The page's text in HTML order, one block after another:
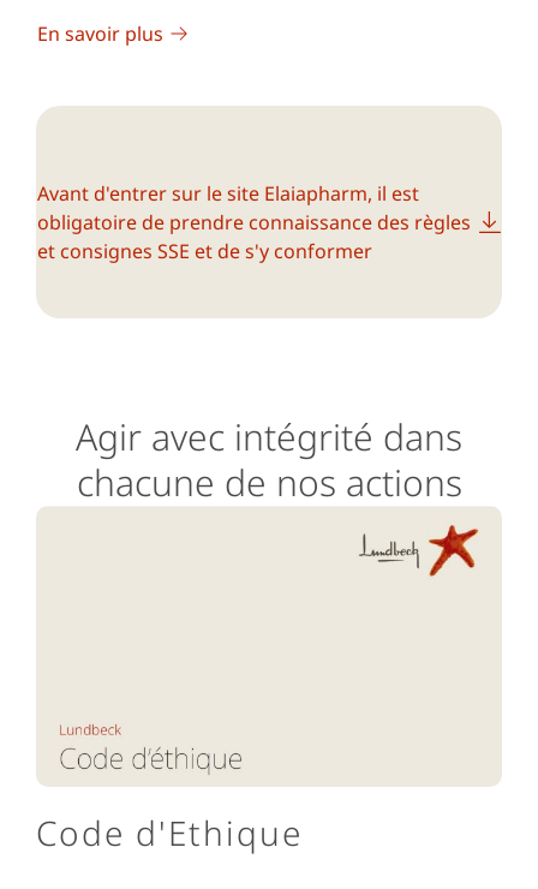
En savoir plus
Avant d'entrer sur le site Elaiapharm, il est
obligatoire de prendre connaissance des règles
et consignes SSE et de s'y conformer
Agir avec intégrité dans
chacune de nos actions
Code d'Ethique